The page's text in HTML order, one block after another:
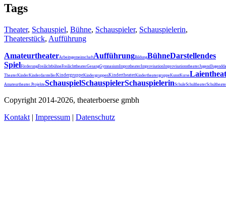
Tags
Theater, Schauspiel, Bühne, Schauspieler, Schauspielerin,
Theaterstück, Aufführung
AmateurtheaterArbeitsgemeinschaftAufführungBildungBühneDarstellendes
SpielFörderungFreilichtbühneFreilichttheaterGesangGymnasiumImprotheaterImprovisationImprovisationstheaterJugend
TheaterKinderKinderdarstellerKindergruppeKindergruppenKindertheaterKindertheatergruppeKunstKurse
Amateurtheater. ProjekteSchauspielSchauspielerSchauspielerinSchuleSchultheater
Copyright 2014-2026, theaterboerse gmbh
Kontakt | Impressum | Datenschutz